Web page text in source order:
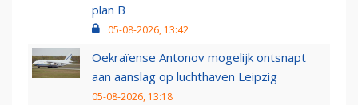
plan B
05-08-2026, 13:42
Oekraïense Antonov mogelijk ontsnapt
aan aanslag op luchthaven Leipzig
05-08-2026, 13:18